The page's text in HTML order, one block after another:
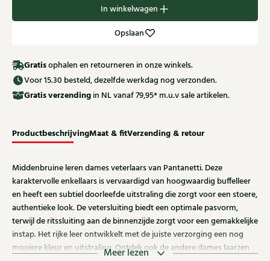
In winkelwagen
Opslaan
Gratisophalen en retourneren in onze winkels.
Voor 15.30 besteld, dezelfde werkdag nog verzonden.
Gratisverzending in NL vanaf 79,95* m.u.v sale artikelen.
ProductbeschrijvingMaat & fitVerzending & retour
Middenbruine leren dames veterlaars van Pantanetti. Deze
karaktervolle enkellaars is vervaardigd van hoogwaardig buffelleer
en heeft een subtiel doorleefde uitstraling die zorgt voor een stoere,
authentieke look. De vetersluiting biedt een optimale pasvorm,
terwijl de ritssluiting aan de binnenzijde zorgt voor een gemakkelijke
instap. Het rijke leer ontwikkelt met de juiste verzorging een nog
mooiere kleur en uitstraling. Ontdek ook de andere dames laarzen
Meer lezen